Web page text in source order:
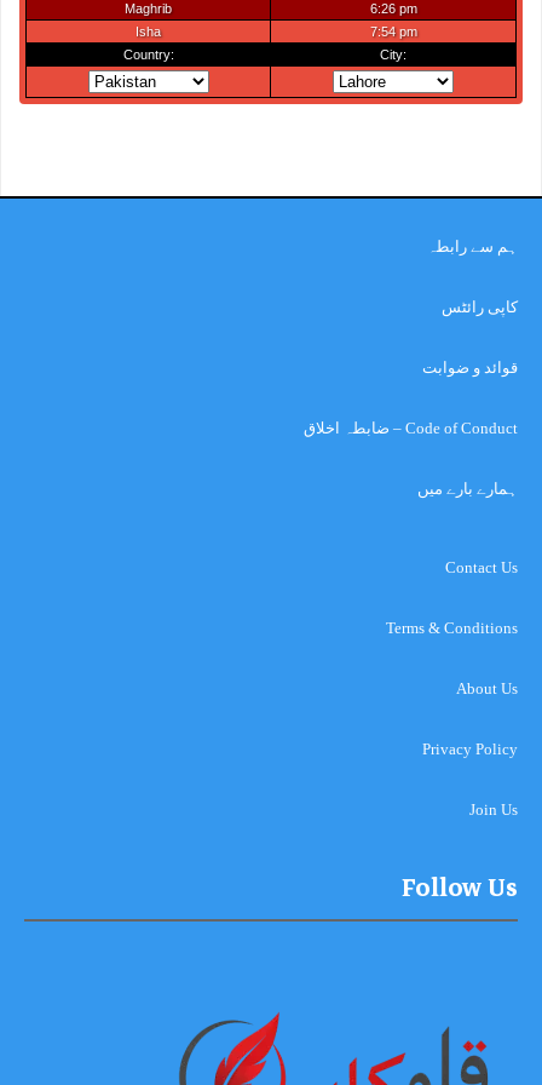
ہم سے رابطہ
کاپی رائٹس
قوائد و ضوابت
Code of Conduct – ضابطہ اخلاق
ہمارے بارے میں
Contact Us
Terms & Conditions
About Us
Privacy Policy
Join Us
Follow Us